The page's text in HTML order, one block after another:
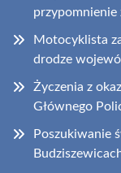
przypomnienie
Motocyklista
drodze
Życzenia z
Głównego
Poszukiwanie